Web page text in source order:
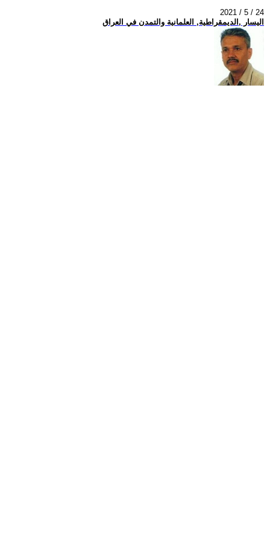
2021 / 5 / 24
اليسار ,الديمقراطية, العلمانية والتمدن في العراق